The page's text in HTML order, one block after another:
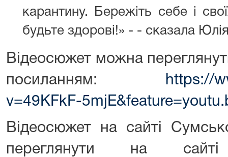
карантину. Бережіть себе і
будьте здорові!» - - сказала
Відеосюжет можна
посиланням:
https://
v=49KFkF-
Відеосюжет на сайті
переглянути на